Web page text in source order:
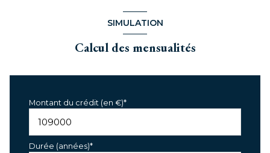
SIMULATION
Calcul des mensualités
Montant du crédit (en €)*
Durée (années)*